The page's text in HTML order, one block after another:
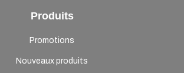
Produits
Promotions
Nouveaux produits